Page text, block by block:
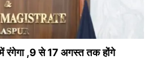
रंगेगा ,9 से 17 अगस्त तक होंगे